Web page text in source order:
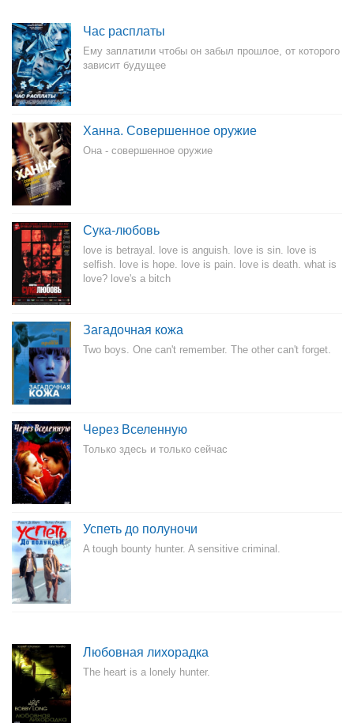
Час расплаты
Ему заплатили чтобы он забыл прошлое, от которого
зависит будущее
Ханна. Совершенное оружие
Она - совершенное оружие
Сука-любовь
love is betrayal. love is anguish. love is sin. love is
selfish. love is hope. love is pain. love is death. what is
love? love's a bitch
Загадочная кожа
Two boys. One can't remember. The other can't forget.
Через Вселенную
Только здесь и только сейчас
Успеть до полуночи
A tough bounty hunter. A sensitive criminal.
Любовная лихорадка
The heart is a lonely hunter.